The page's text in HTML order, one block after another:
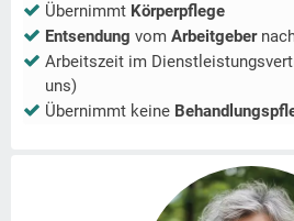
Übernimmt Körperpflege
Entsendung vom Arbeitgeber
Arbeitszeit im
uns)
Übernimmt keine